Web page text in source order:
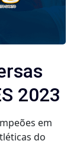
2023
em
do